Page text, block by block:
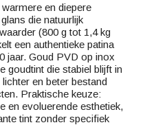
en diepere
die natuurlijk
(800 g tot 1,4 kg
een authentieke patina
jaar. Goud PVD op inox
goudtint die stabiel blijft in
en beter bestand
Praktische keuze:
en evoluerende esthetiek,
tint zonder specifiek